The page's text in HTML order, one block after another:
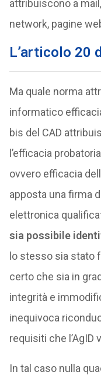
attribuiscono a
network, pagine
L’articolo 20
Ma quale norma
informatico
bis del CAD
l’efficacia
ovvero efficacia
apposta una firma
elettronica
sia possibile
lo stesso sia stato
certo che sia in
integrità e
inequivoca
requisiti che l’AgID
In tal caso nulla